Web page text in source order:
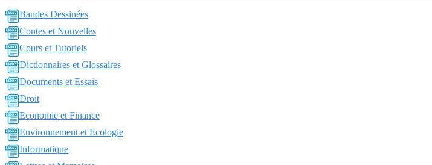
Bandes Dessinées
Contes et Nouvelles
Cours et Tutoriels
Dictionnaires et Glossaires
Documents et Essais
Droit
Economie et Finance
Environnement et Ecologie
Informatique